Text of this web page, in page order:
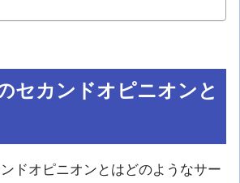
セカンドオピニオンと
ドオピニオンとはどのようなサー